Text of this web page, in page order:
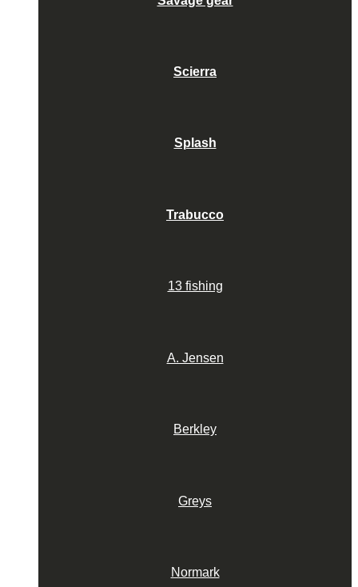
Scierra
Splash
Trabucco
13 fishing
A. Jensen
Berkley
Greys
Normark